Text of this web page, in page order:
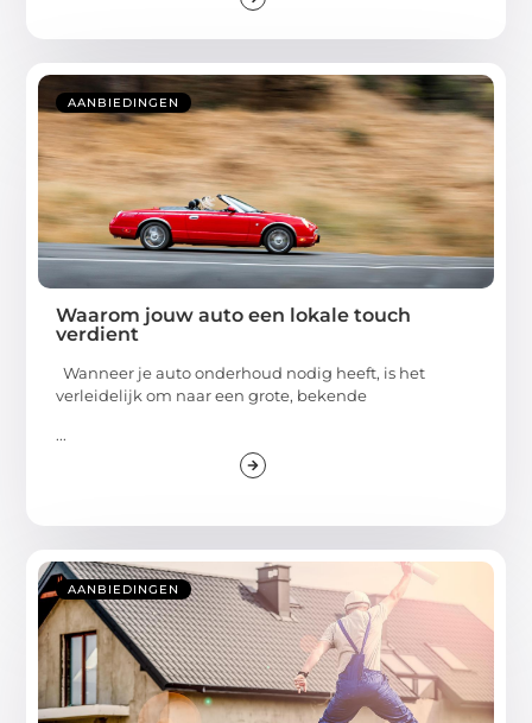
AANBIEDINGEN
Waarom jouw auto een lokale touch
verdient
Wanneer je auto onderhoud nodig heeft, is het
verleidelijk om naar een grote, bekende
...
AANBIEDINGEN